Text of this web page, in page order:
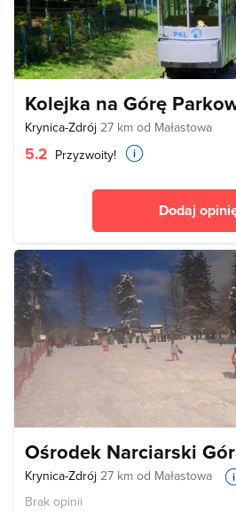
Kolejka na Górę
Krynica-Zdrój 27 km od Małastowa
5.2 Przyzwoity!
Dodaj
Ośrodek Narciarski
Krynica-Zdrój 27 km od Małastowa
Brak opinii